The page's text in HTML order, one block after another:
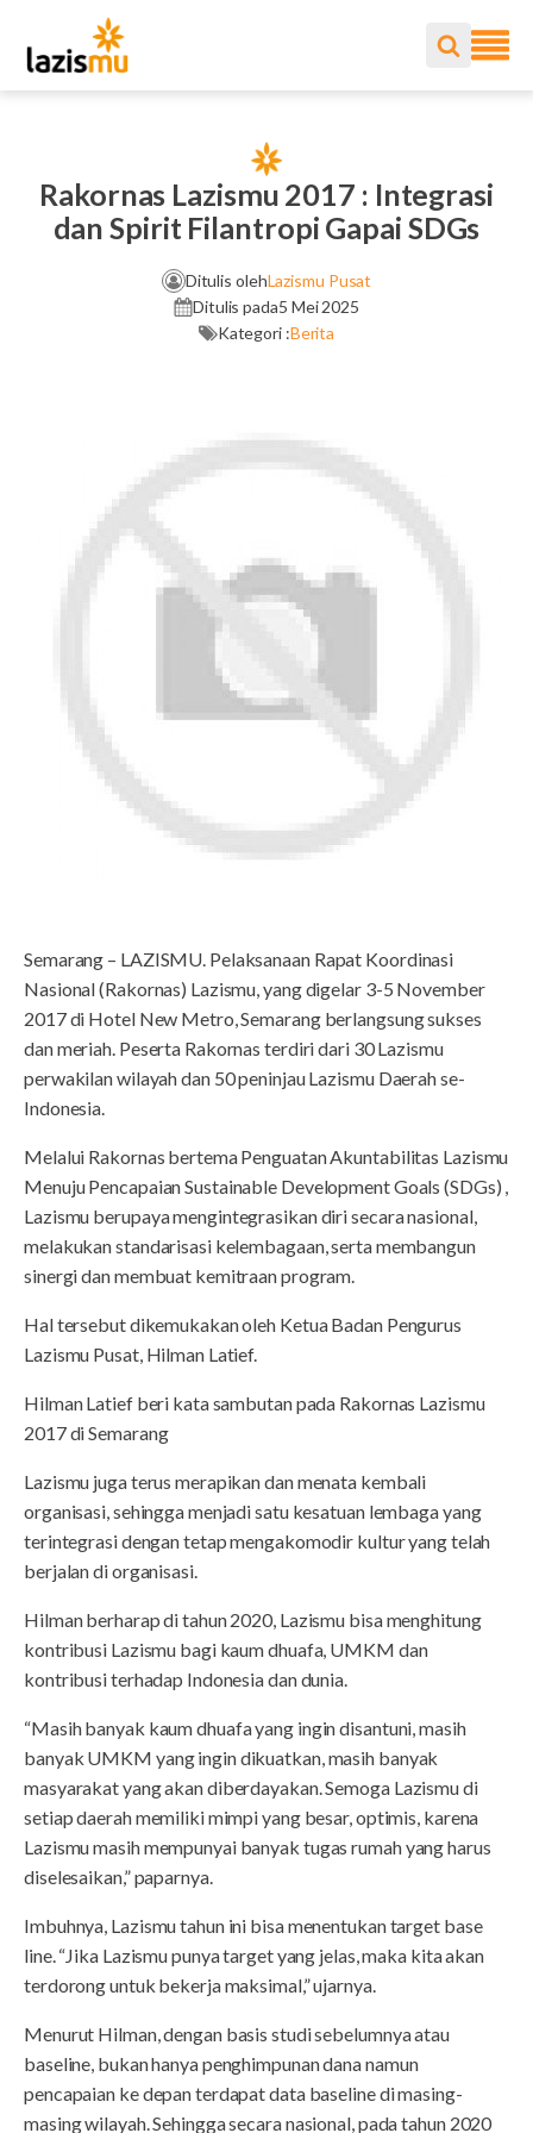
Rakornas Lazismu 2017 : Integrasi
dan Spirit Filantropi Gapai SDGs
Ditulis olehLazismu Pusat
Ditulis pada5 Mei 2025
Kategori :Berita
Semarang – LAZISMU. Pelaksanaan Rapat Koordinasi
Nasional (Rakornas) Lazismu, yang digelar 3-5 November
2017 di Hotel New Metro, Semarang berlangsung sukses
dan meriah. Peserta Rakornas terdiri dari 30 Lazismu
perwakilan wilayah dan 50 peninjau Lazismu Daerah se-
Indonesia.
Melalui Rakornas bertema Penguatan Akuntabilitas Lazismu
Menuju Pencapaian Sustainable Development Goals (SDGs) ,
Lazismu berupaya mengintegrasikan diri secara nasional,
melakukan standarisasi kelembagaan, serta membangun
sinergi dan membuat kemitraan program.
Hal tersebut dikemukakan oleh Ketua Badan Pengurus
Lazismu Pusat, Hilman Latief.
Hilman Latief beri kata sambutan pada Rakornas Lazismu
2017 di Semarang
Lazismu juga terus merapikan dan menata kembali
organisasi, sehingga menjadi satu kesatuan lembaga yang
terintegrasi dengan tetap mengakomodir kultur yang telah
berjalan di organisasi.
Hilman berharap di tahun 2020, Lazismu bisa menghitung
kontribusi Lazismu bagi kaum dhuafa, UMKM dan
kontribusi terhadap Indonesia dan dunia.
“Masih banyak kaum dhuafa yang ingin disantuni, masih
banyak UMKM yang ingin dikuatkan, masih banyak
masyarakat yang akan diberdayakan. Semoga Lazismu di
setiap daerah memiliki mimpi yang besar, optimis, karena
Lazismu masih mempunyai banyak tugas rumah yang harus
diselesaikan,” paparnya.
Imbuhnya, Lazismu tahun ini bisa menentukan target base
line. “Jika Lazismu punya target yang jelas, maka kita akan
terdorong untuk bekerja maksimal,” ujarnya.
Menurut Hilman, dengan basis studi sebelumnya atau
baseline, bukan hanya penghimpunan dana namun
pencapaian ke depan terdapat data baseline di masing-
masing wilayah. Sehingga secara nasional, pada tahun 2020